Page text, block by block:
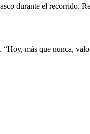
durante el recorrido.
más que nunca,